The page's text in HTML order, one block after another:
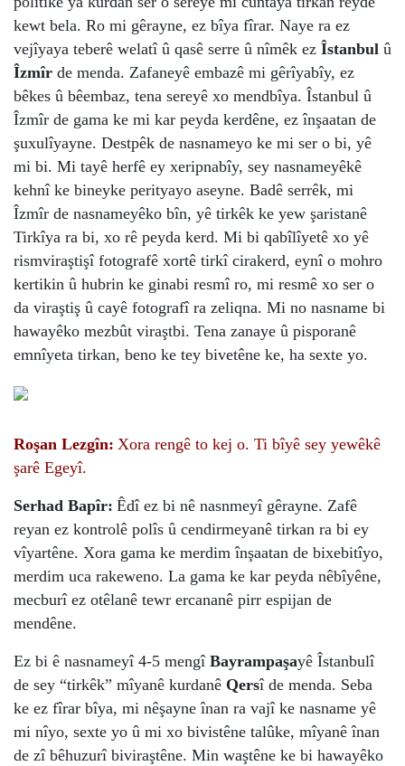
kewt bela. Ro mi gêrayne, ez bîya fîrar. Naye ra ez
vejîyaya teberê welatî û qasê serre û nîmêk ez Îstanbul û
Îzmîr de menda. Zafaneyê embazê mi gêrîyabîy, ez
bêkes û bêembaz, tena sereyê xo mendbîya. Îstanbul û
Îzmîr de gama ke mi kar peyda kerdêne, ez înşaatan de
şuxulîyayne. Destpêk de nasnameyo ke mi ser o bi, yê
mi bi. Mi tayê herfê ey xeripnabîy, sey nasnameyêkê
kehnî ke bineyke perityayo aseyne. Badê serrêk, mi
Îzmîr de nasnameyêko bîn, yê tirkêk ke yew şaristanê
Tirkîya ra bi, xo rê peyda kerd. Mi bi qabîlîyetê xo yê
rismviraştişî fotografê xortê tirkî cirakerd, eynî o mohro
kertikin û hubrin ke ginabi resmî ro, mi resmê xo ser o
da viraştiş û cayê fotografî ra zeliqna. Mi no nasname bi
hawayêko mezbût viraştbi. Tena zanaye û pisporanê
emnîyeta tirkan, beno ke tey bivetêne ke, ha sexte yo.
Roşan Lezgîn: Xora rengê to kej o. Ti bîyê sey yewêkê
şarê Egeyî.
Serhad Bapîr: Êdî ez bi nê nasnmeyî gêrayne. Zafê
reyan ez kontrolê polîs û cendirmeyanê tirkan ra bi ey
vîyartêne. Xora gama ke merdim înşaatan de bixebitîyo,
merdim uca rakeweno. La gama ke kar peyda nêbîyêne,
mecburî ez otêlanê tewr ercananê pirr espijan de
mendêne.
Ez bi ê nasnameyî 4-5 mengî Bayrampaşayê Îstanbulî
de sey “tirkêk” mîyanê kurdanê Qersî de menda. Seba
ke ez fîrar bîya, mi nêşayne înan ra vajî ke nasname yê
mi nîyo, sexte yo û mi xo bivistêne talûke, mîyanê înan
de zî bêhuzurî biviraştêne. Min waştêne ke bi hawayêko